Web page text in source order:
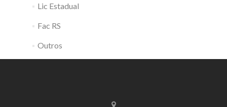
Lic Estadual
Fac RS
Outros